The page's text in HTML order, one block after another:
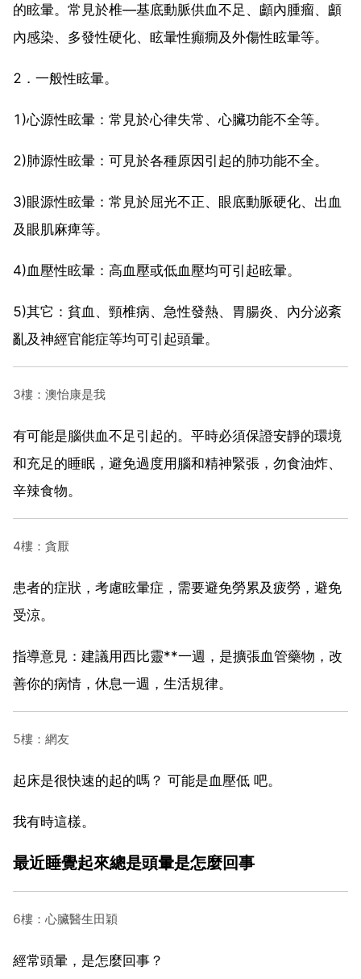
的眩暈。常見於椎—基底動脈供血不足、顱內腫瘤、顱
內感染、多發性硬化、眩暈性癲癇及外傷性眩暈等。
2．一般性眩暈。
1)心源性眩暈：常見於心律失常、心臟功能不全等。
2)肺源性眩暈：可見於各種原因引起的肺功能不全。
3)眼源性眩暈：常見於屈光不正、眼底動脈硬化、出血
及眼肌麻痺等。
4)血壓性眩暈：高血壓或低血壓均可引起眩暈。
5)其它：貧血、頸椎病、急性發熱、胃腸炎、內分泌紊
亂及神經官能症等均可引起頭暈。
3樓：澳怡康是我
有可能是腦供血不足引起的。平時必須保證安靜的環境
和充足的睡眠，避免過度用腦和精神緊張，勿食油炸、
辛辣食物。
4樓：貪厭
患者的症狀，考慮眩暈症，需要避免勞累及疲勞，避免
受涼。
指導意見：建議用西比靈**一週，是擴張血管藥物，改
善你的病情，休息一週，生活規律。
5樓：網友
起床是很快速的起的嗎？ 可能是血壓低 吧。
我有時這樣。
最近睡覺起來總是頭暈是怎麼回事
6樓：心臟醫生田穎
經常頭暈，是怎麼回事？